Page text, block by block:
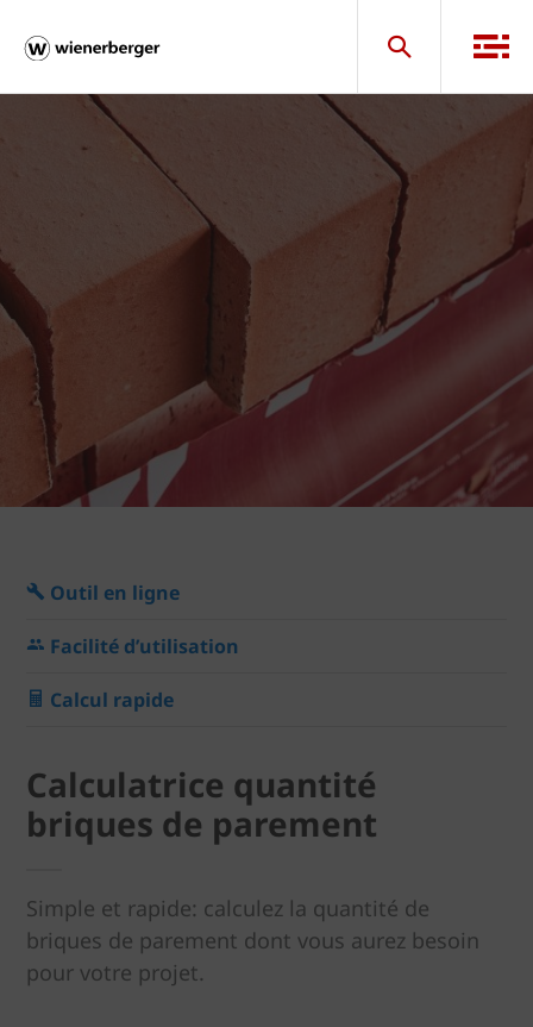
Outil en ligne
Facilité d’utilisation
Calcul rapide
Calculatrice quantité
briques de parement
Simple et rapide: calculez la quantité de
briques de parement dont vous aurez besoin
pour votre projet.